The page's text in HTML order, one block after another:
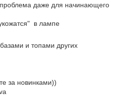
проблема даже для начинающего
в лампе
и топами других
за новинками))